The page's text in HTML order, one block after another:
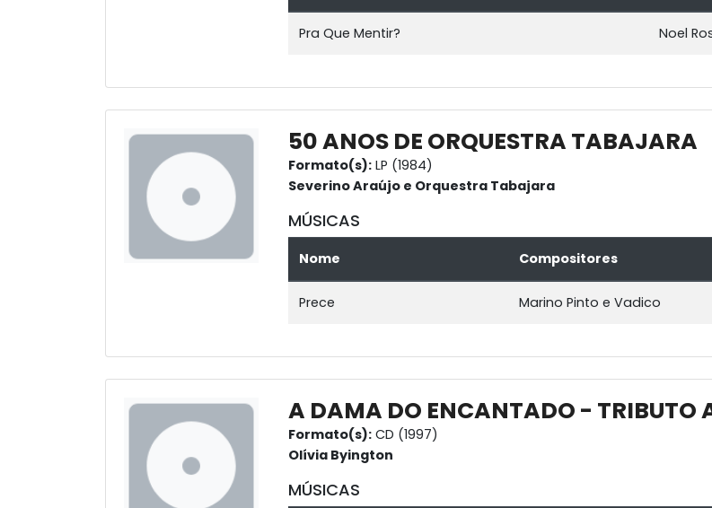
Pra Que Mentir? Noel
50 ANOS DE ORQUESTRA TABAJARA
Formato(s): LP (1984)
Severino Araújo e Orquestra Tabajara
MÚSICAS
Nome Compositores
Prece Marino Pinto e Vadico
A DAMA DO ENCANTADO - TRIBUTO
Formato(s): CD (1997)
Olívia Byington
MÚSICAS